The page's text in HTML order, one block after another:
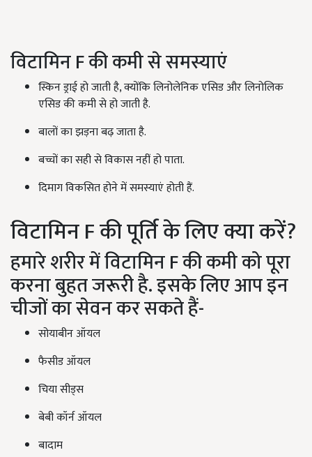
विटामिन F की कमी से समस्याएं
स्किन ड्राई हो जाती है, क्योंकि लिनोलेनिक एसिड और लिनोलिक
एसिड की कमी से हो जाती है.
बालों का झड़ना बढ़ जाता है.
बच्चों का सही से विकास नहीं हो पाता.
दिमाग विकसित होने में समस्याएं होती हैं.
विटामिन F की पूर्ति के लिए क्या करें?
हमारे शरीर में विटामिन F की कमी को पूरा
करना बुहत जरूरी है. इसके लिए आप इन
चीजों का सेवन कर सकते हैं-
सोयाबीन ऑयल
फैसीड ऑयल
चिया सीड्स
बेबी कॉर्न ऑयल
बादाम